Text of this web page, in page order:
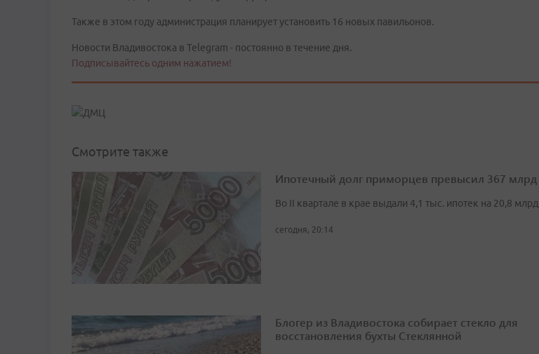
Также в этом году администрация планирует установить 16 новых павильонов.
Новости Владивостока в Telegram - постоянно в течение дня.
Подписывайтесь одним нажатием!
Смотрите также
Ипотечный долг приморцев превысил 367 млрд
Во II квартале в крае выдали 4,1 тыс. ипотек на 20,8 млрд
сегодня, 20:14
Блогер из Владивостока собирает стекло для
восстановления бухты Стеклянной